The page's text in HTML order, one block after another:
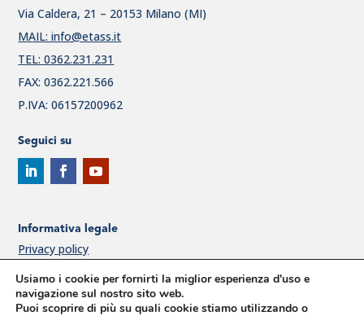
Via Caldera, 21 – 20153 Milano (MI)
MAIL: info@etass.it
TEL: 0362.231.231
FAX: 0362.221.566
P.IVA: 06157200962
Seguici su
Informativa legale
Privacy policy
Cookie Policy
Politica per la qualità ETAss
Usiamo i cookie per fornirti la miglior esperienza d'uso e
navigazione sul nostro sito web.
Puoi scoprire di più su quali cookie stiamo utilizzando o